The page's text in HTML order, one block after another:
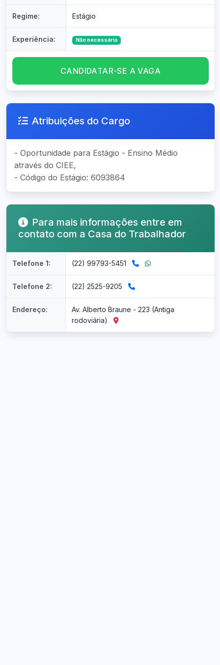
Regime: Estágio
Experiência: Não necessária
CANDIDATAR-SE A VAGA
Atribuições do Cargo
- Oportunidade para Estágio - Ensino Médio
através do CIEE,
- Código do Estágio: 6093864
Para mais informações entre em
contato com a Casa do Trabalhador
Telefone 1: (22) 99793-5451
Telefone 2: (22) 2525-9205
Endereço:
Av. Alberto Braune - 223 (Antiga
rodoviária)